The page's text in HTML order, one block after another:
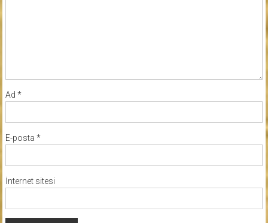
Ad *
E-posta *
İnternet sitesi